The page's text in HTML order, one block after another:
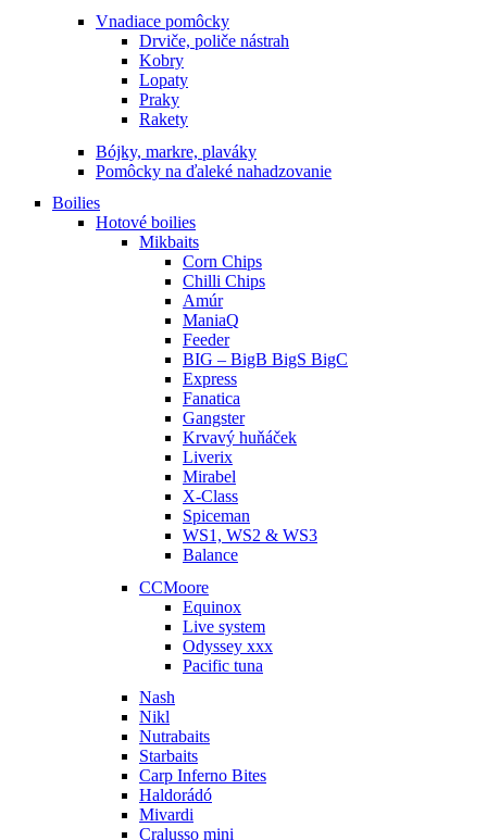
Vnadiace pomôcky
Drviče, poliče nástrah
Kobry
Lopaty
Praky
Rakety
Bójky, markre, plaváky
Pomôcky na ďaleké nahadzovanie
Boilies
Hotové boilies
Mikbaits
Corn Chips
Chilli Chips
Amúr
ManiaQ
Feeder
BIG – BigB BigS BigC
Express
Fanatica
Gangster
Krvavý huňáček
Liverix
Mirabel
X-Class
Spiceman
WS1, WS2 & WS3
Balance
CCMoore
Equinox
Live system
Odyssey xxx
Pacific tuna
Nash
Nikl
Nutrabaits
Starbaits
Carp Inferno Bites
Haldorádó
Mivardi
Cralusso mini